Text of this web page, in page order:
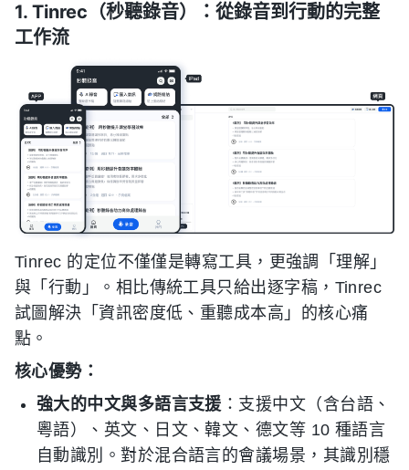
1. Tinrec（秒聽錄音）：從錄音到行動的完整
工作流
Tinrec 的定位不僅僅是轉寫工具，更強調「理解」
與「行動」。相比傳統工具只給出逐字稿，Tinrec
試圖解決「資訊密度低、重聽成本高」的核心痛
點。
核心優勢：
強大的中文與多語言支援 ：支援中文（含台語、
粵語）、英文、日文、韓文、德文等 10 種語言
自動識別。對於混合語言的會議場景，其識別穩